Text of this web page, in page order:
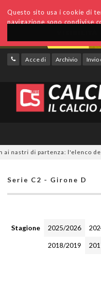
Questo sito usa i cookie di
navigazione sono condivise
Accedi Archivio Invio
di partenza: l'elenco delle
Serie C2 - Girone D
Stagione 2025/2026
2018/2019